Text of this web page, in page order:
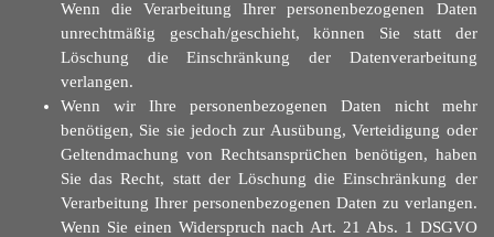
Wenn die Verarbeitung Ihrer personenbezogenen Daten
unrechtmäßig geschah/geschieht, können Sie statt der
Löschung die Einschränkung der Datenverarbeitung
verlangen.
Wenn wir Ihre personenbezogenen Daten nicht mehr
benötigen, Sie sie jedoch zur Ausübung, Verteidigung oder
Geltendmachung von Rechtsansprüchen benötigen, haben
Sie das Recht, statt der Löschung die Einschränkung der
Verarbeitung Ihrer personenbezogenen Daten zu verlangen.
Wenn Sie einen Widerspruch nach Art. 21 Abs. 1 DSGVO